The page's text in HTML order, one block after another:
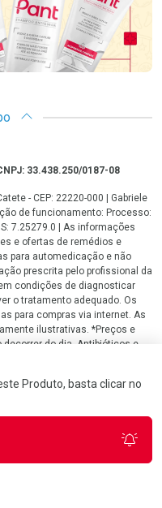
Produto, basta clicar no
33.438.250/0187-08
- CEP: 22220-000 | Gabriele
de funcionamento: Processo:
7.25279.0 | As informações
e ofertas de remédios e
para automedicação e não
prescrita pelo profissional da
condições de diagnosticar
o tratamento adequado. Os
para compras via internet. As
ilustrativas. *Preços e
do dia. Antibióticos e
ou televendas. Portaria nº
de funcionamento Central
4404 ou 0800 282 10 10 de